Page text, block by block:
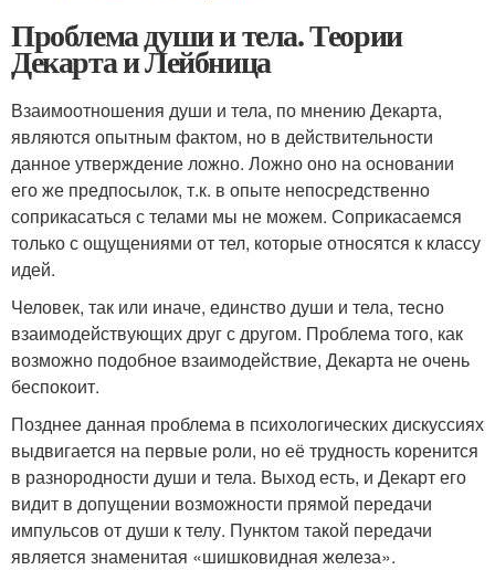
Проблема души и тела. Теории
Декарта и Лейбница
Взаимоотношения души и тела, по мнению Декарта,
являются опытным фактом, но в действительности
данное утверждение ложно. Ложно оно на основании
его же предпосылок, т.к. в опыте непосредственно
соприкасаться с телами мы не можем. Соприкасаемся
только с ощущениями от тел, которые относятся к классу
идей.
Человек, так или иначе, единство души и тела, тесно
взаимодействующих друг с другом. Проблема того, как
возможно подобное взаимодействие, Декарта не очень
беспокоит.
Позднее данная проблема в психологических дискуссиях
выдвигается на первые роли, но её трудность коренится
в разнородности души и тела. Выход есть, и Декарт его
видит в допущении возможности прямой передачи
импульсов от души к телу. Пунктом такой передачи
является знаменитая «шишковидная железа».